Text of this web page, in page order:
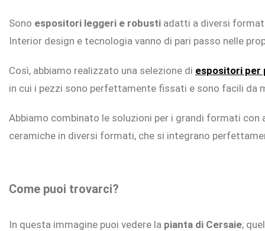
Sono espositori leggeri e robusti adatti a diversi
Interior design e tecnologia vanno di pari passo nelle
Così, abbiamo realizzato una selezione di espositori per
in cui i pezzi sono perfettamente fissati e sono facili da
Abbiamo combinato le soluzioni per i grandi formati
ceramiche in diversi formati, che si integrano
Come puoi trovarci?
In questa immagine puoi vedere la pianta di Cersaie;